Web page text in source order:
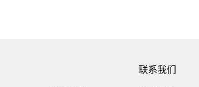
联系我们